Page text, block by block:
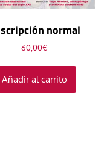
normal
60,00€
Añadir al carrito